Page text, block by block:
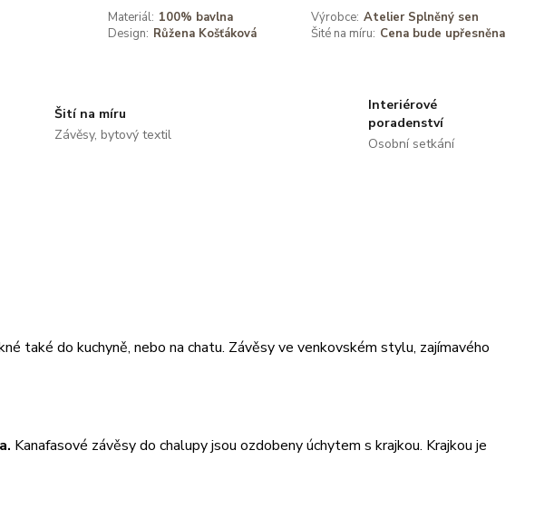
Materiál: 100% bavlna Výrobce: Atelier Splněný sen
Design: Růžena Košťáková Šité na míru: Cena bude upřesněna
Šití na míru
Závěsy, bytový textil
Interiérové
poradenství
Osobní setkání
také do kuchyně, nebo na chatu. Závěsy ve venkovském stylu, zajímavého
Kanafasové závěsy do chalupy jsou ozdobeny úchytem s krajkou. Krajkou je